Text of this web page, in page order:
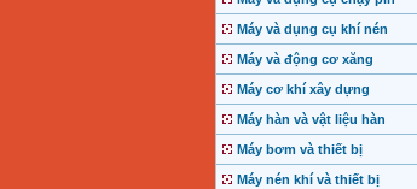
Máy và dụng cụ khí nén
Máy và động cơ xăng
Máy cơ khí xây dựng
Máy hàn và vật liệu hàn
Máy bơm và thiết bị
Máy nén khí và thiết bị